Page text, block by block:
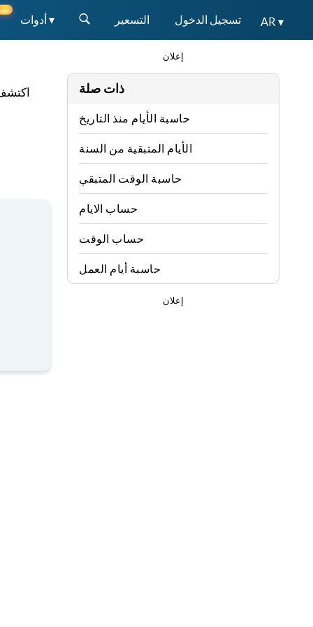
أدوات ▾ التسعير تسجيل الدخول AR ▾
إعلان
ذات صلة
حاسبة الأيام منذ التاريخ
الأيام المتبقية من السنة
حاسبة الوقت المتبقي
حساب الايام
حساب الوقت
حاسبة أيام العمل
إعلان